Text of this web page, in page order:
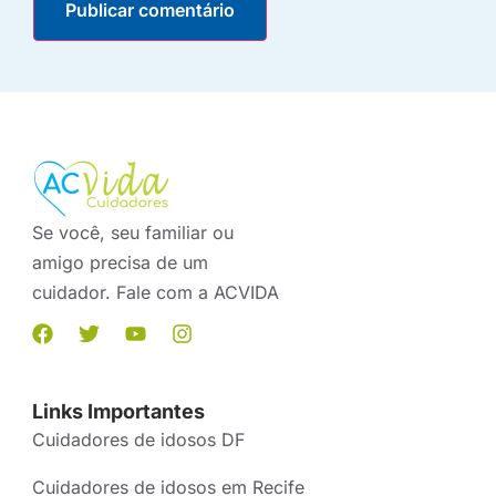
Se você, seu familiar ou
amigo precisa de um
cuidador. Fale com a ACVIDA
Links Importantes
Cuidadores de idosos DF
Cuidadores de idosos em Recife